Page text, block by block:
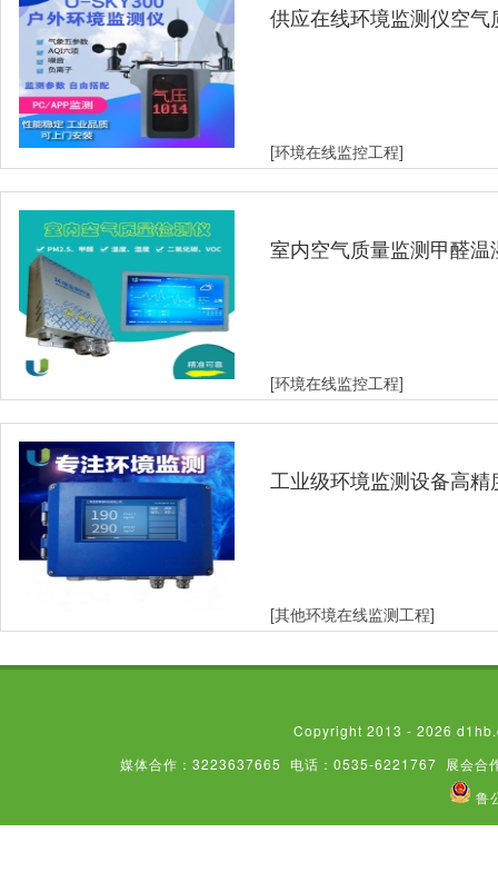
供应在线环境监测仪空
[环境在线监控工程]
室内空气质量监测甲醛
[环境在线监控工程]
工业级环境监测设备高
[其他环境在线监测工程]
Copyright 2013 - 2026
媒体合作：3223637665
电话：0535-6221767 展会合
鲁